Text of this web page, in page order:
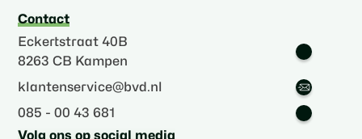
Contact
Eckertstraat 40B
8263 CB Kampen
klantenservice@bvd.nl
085 - 00 43 681
Volg ons op social media